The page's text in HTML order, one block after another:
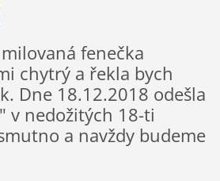
fenečka
chytrý a řekla bych
Dne 18.12.2018 odešla
v nedožitých 18-ti
a navždy budeme